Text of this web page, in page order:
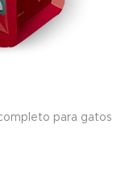
para gatos